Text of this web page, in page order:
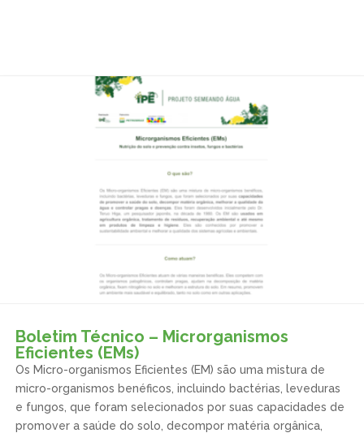
Boletim Técnico – Microrganismos
Eficientes (EMs)
Os Micro-organismos Eficientes (EM) são uma mistura de
micro-organismos benéficos, incluindo bactérias, leveduras
e fungos, que foram selecionados por suas capacidades de
promover a saúde do solo, decompor matéria orgânica,